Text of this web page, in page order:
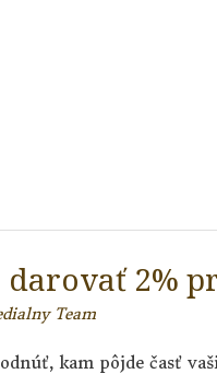
2%
Team
kam pôjde časť